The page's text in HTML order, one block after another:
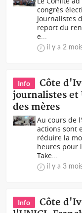
congrès
Journalistes
report du
e...
il y a 2
Info
Côte
journalistes et
des mères
Au cours de
actions sont
réduire la
heures pour
Take...
il y a 3
Info
Côte